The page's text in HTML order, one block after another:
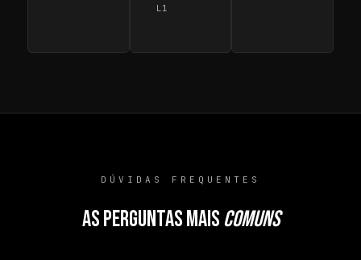
L1
DÚVIDAS FREQUENTES
AS PERGUNTAS MAISCOMUNS